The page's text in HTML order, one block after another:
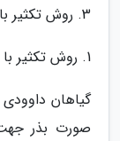
3. روش تکثیر با قلمه
1. روش تکثیر با بذر:
گیاهان
صورت بذر